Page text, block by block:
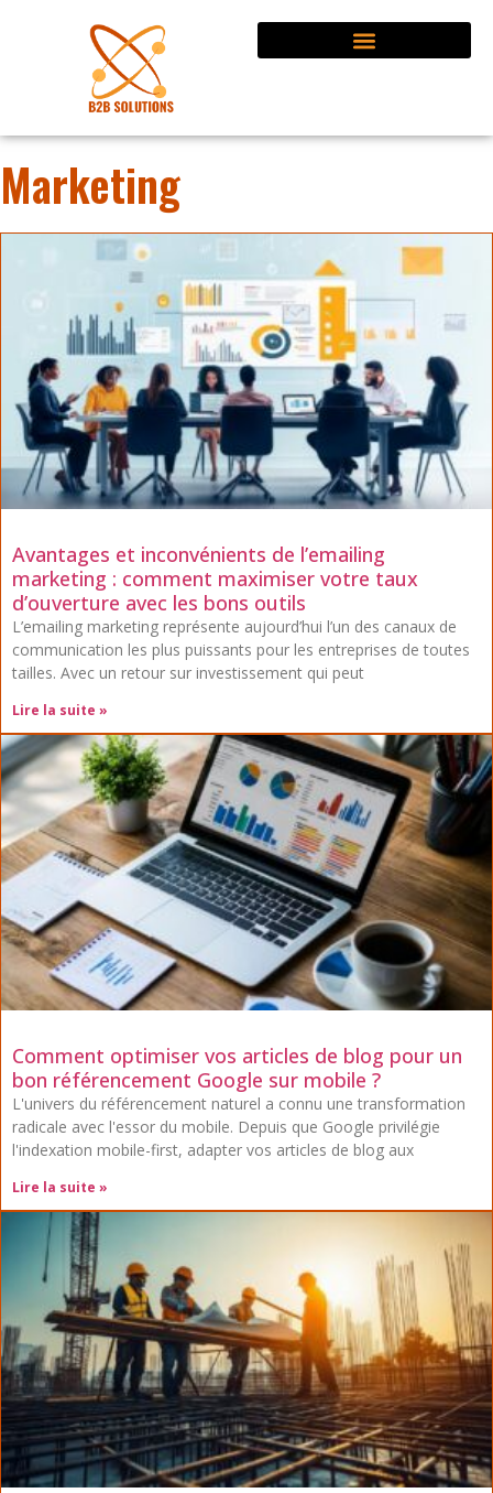
Marketing
Avantages et inconvénients de l’emailing
marketing : comment maximiser votre taux
d’ouverture avec les bons outils
L’emailing marketing représente aujourd’hui l’un des canaux de
communication les plus puissants pour les entreprises de toutes
tailles. Avec un retour sur investissement qui peut
Lire la suite »
Comment optimiser vos articles de blog pour un
bon référencement Google sur mobile ?
L'univers du référencement naturel a connu une transformation
radicale avec l'essor du mobile. Depuis que Google privilégie
l'indexation mobile-first, adapter vos articles de blog aux
Lire la suite »